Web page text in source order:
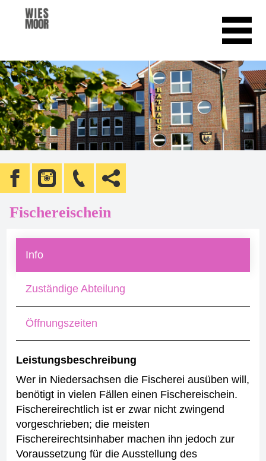
Fischereischein
Info
Zuständige Abteilung
Öffnungszeiten
Leistungsbeschreibung
Wer in Niedersachsen die Fischerei ausüben will,
benötigt in vielen Fällen einen Fischereischein.
Fischereirechtlich ist er zwar nicht zwingend
vorgeschrieben; die meisten
Fischereirechtsinhaber machen ihn jedoch zur
Voraussetzung für die Ausstellung des